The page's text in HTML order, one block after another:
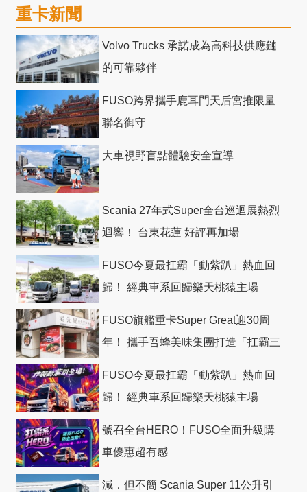
重卡新聞
Volvo Trucks 承諾成為高科技供應鏈
的可靠夥伴
FUSO跨界攜手鹿耳門天后宮推限量
聯名御守
大車視野盲點體驗安全宣導
Scania 27年式Super全台巡迴展熱烈
迴響！ 台東花蓮 好評再加場
FUSO今夏最扛霸「動紫趴」熱血回
歸！ 經典車系回歸樂天桃猿主場
FUSO旗艦重卡Super Great迎30周
年！ 攜手吾蜂美味集團打造「扛霸三
FUSO今夏最扛霸「動紫趴」熱血回
歸！ 經典車系回歸樂天桃猿主場
號召全台HERO！FUSO全面升級購
車優惠超有感
減．但不簡 Scania Super 11公升引